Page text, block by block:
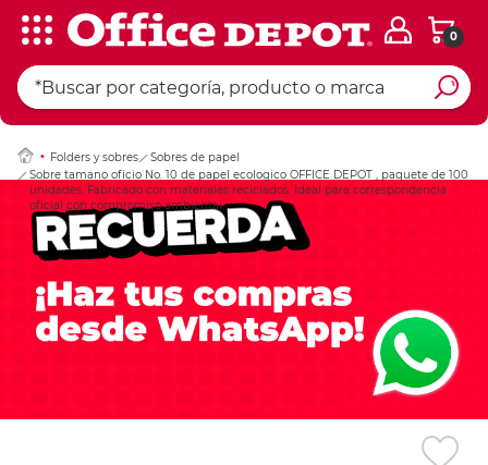
0
Folders y sobres
Sobres de papel
Sobre tamano oficio No. 10 de papel ecologico OFFICE DEPOT , paquete de 100
unidades. Fabricado con materiales reciclados. Ideal para correspondencia
oficial con compromiso ambiental.
Ingresar Codigo